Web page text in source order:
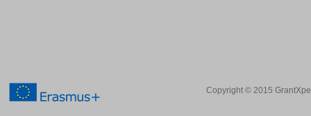
Copyright © 2015